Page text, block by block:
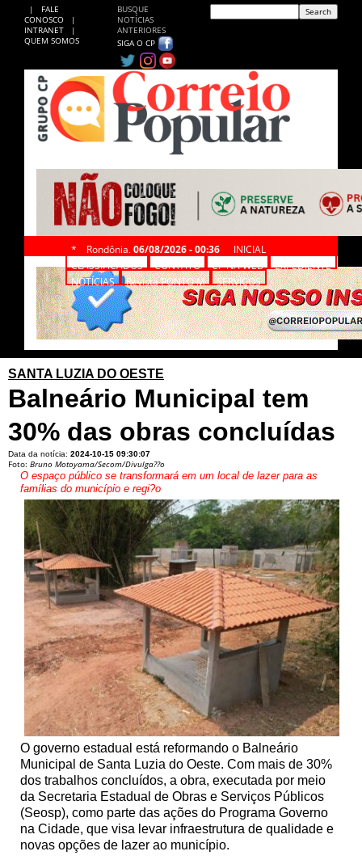
|
FALE
CONOSCO
|
INTRANET
|
QUEM SOMOS
BUSQUE
NOTÍCIAS
ANTERIORES
SIGA O CP
* Rondônia, 06/08/2026 - 00:36
INICIAL
CLASSIFICADOS
CONTATO CP NA WEB
EXPEDIENTE
NOTÍCIAS
Revista PONTO M SERVIÇOS
SANTA LUZIA DO OESTE
Balneário Municipal tem
30% das obras concluídas
Data da notícia: 2024-10-15 09:30:07
Foto: Bruno Motoyama/Secom/Divulga??o
O espaço público se transformará em um local de lazer para as
famílias do município e regi?o
O governo estadual está reformando o Balneário
Municipal de Santa Luzia do Oeste. Com mais de 30%
dos trabalhos concluídos, a obra, executada por meio
da Secretaria Estadual de Obras e Serviços Públicos
(Seosp), como parte das ações do Programa Governo
na Cidade, que visa levar infraestrutura de qualidade e
novas opções de lazer ao município.